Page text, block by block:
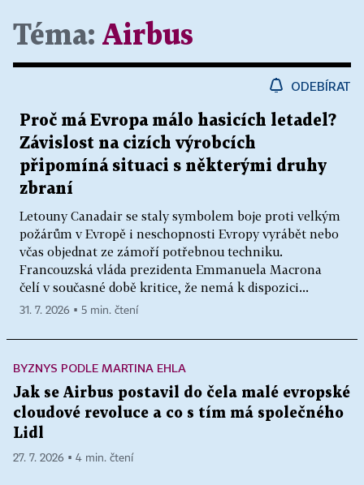
Téma: Airbus
ODEBÍRAT
Proč má Evropa málo hasicích letadel?
Závislost na cizích výrobcích
připomíná situaci s některými druhy
zbraní
Letouny Canadair se staly symbolem boje proti velkým
požárům v Evropě i neschopnosti Evropy vyrábět nebo
včas objednat ze zámoří potřebnou techniku.
Francouzská vláda prezidenta Emmanuela Macrona
čelí v současné době kritice, že nemá k dispozici...
31. 7. 2026 ▪ 5 min. čtení
BYZNYS PODLE MARTINA EHLA
Jak se Airbus postavil do čela malé evropské
cloudové revoluce a co s tím má společného
Lidl
27. 7. 2026 ▪ 4 min. čtení